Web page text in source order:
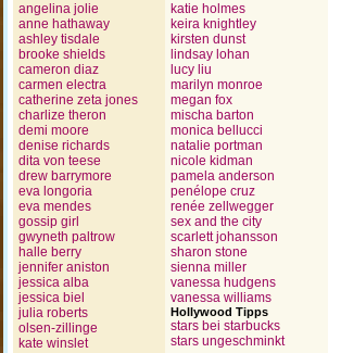
angelina jolie
anne hathaway
ashley tisdale
brooke shields
cameron diaz
carmen electra
catherine zeta jones
charlize theron
demi moore
denise richards
dita von teese
drew barrymore
eva longoria
eva mendes
gossip girl
gwyneth paltrow
halle berry
jennifer aniston
jessica alba
jessica biel
julia roberts
olsen-zillinge
kate winslet
katie holmes
keira knightley
kirsten dunst
lindsay lohan
lucy liu
marilyn monroe
megan fox
mischa barton
monica bellucci
natalie portman
nicole kidman
pamela anderson
penélope cruz
renée zellwegger
sex and the city
scarlett johansson
sharon stone
sienna miller
vanessa hudgens
vanessa williams
Hollywood Tipps
stars bei starbucks
stars ungeschminkt